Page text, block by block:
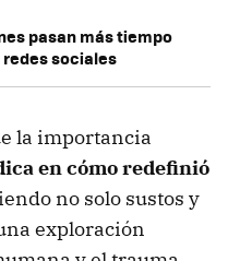
pasan más tiempo
sociales
la importancia
en cómo redefinió
no solo sustos y
exploración